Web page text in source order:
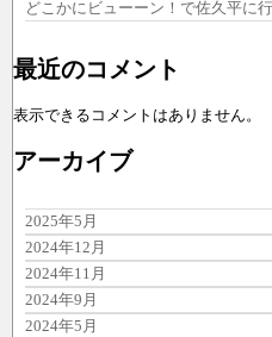
どこかにビューーン！で佐久平に
最近のコメント
表示できるコメントはありません。
アーカイブ
2025年5月
2024年12月
2024年11月
2024年9月
2024年5月